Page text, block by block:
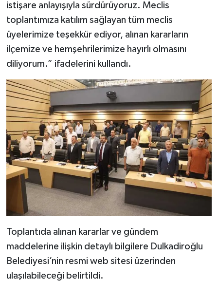
istişare anlayışıyla sürdürüyoruz. Meclis
toplantımıza katılım sağlayan tüm meclis
üyelerimize teşekkür ediyor, alınan kararların
ilçemize ve hemşehrilerimize hayırlı olmasını
diliyorum.” ifadelerini kullandı.
Toplantıda alınan kararlar ve gündem
maddelerine ilişkin detaylı bilgilere Dulkadiroğlu
Belediyesi’nin resmi web sitesi üzerinden
ulaşılabileceği belirtildi.